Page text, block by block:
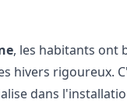
, les habitants ont
hivers rigoureux.
dans